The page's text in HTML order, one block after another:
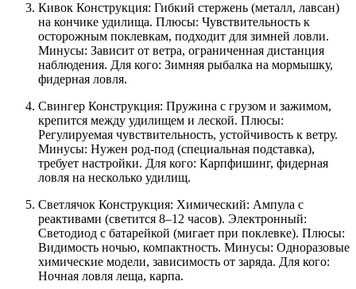
Кивок Конструкция: Гибкий стержень (металл, лавсан)
на кончике удилища. Плюсы: Чувствительность к
осторожным поклевкам, подходит для зимней ловли.
Минусы: Зависит от ветра, ограниченная дистанция
наблюдения. Для кого: Зимняя рыбалка на мормышку,
фидерная ловля.
Свингер Конструкция: Пружина с грузом и зажимом,
крепится между удилищем и леской. Плюсы:
Регулируемая чувствительность, устойчивость к ветру.
Минусы: Нужен род-под (специальная подставка),
требует настройки. Для кого: Карпфишинг, фидерная
ловля на несколько удилищ.
Светлячок Конструкция: Химический: Ампула с
реактивами (светится 8–12 часов). Электронный:
Светодиод с батарейкой (мигает при поклевке). Плюсы:
Видимость ночью, компактность. Минусы: Одноразовые
химические модели, зависимость от заряда. Для кого:
Ночная ловля леща, карпа.